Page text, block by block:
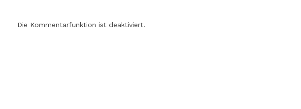
Die Kommentarfunktion ist deaktiviert.